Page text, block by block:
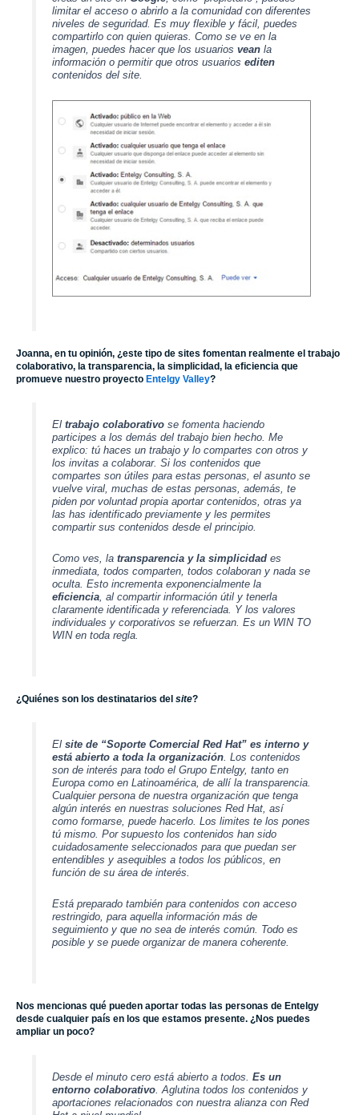
limitar el acceso o abrirlo a la comunidad con diferentes
niveles de seguridad. Es muy flexible y fácil, puedes
compartirlo con quien quieras. Como se ve en la
imagen, puedes hacer que los usuarios veanla
información o permitir que otros usuarios editen
contenidos del site.
Joanna, en tu opinión, ¿este tipo de sites fomentan realmente el trabajo
colaborativo, la transparencia, la simplicidad, la eficiencia que
promueve nuestro proyecto Entelgy Valley?
El trabajo colaborativose fomenta haciendo
participes a los demás del trabajo bien hecho. Me
explico: tú haces un trabajo y lo compartes con otros y
los invitas a colaborar. Si los contenidos que
compartes son útiles para estas personas, el asunto se
vuelve viral, muchas de estas personas, además, te
piden por voluntad propia aportar contenidos, otras ya
las has identificado previamente y les permites
compartir sus contenidos desde el principio.
Como ves, la transparencia y la simplicidades
inmediata, todos comparten, todos colaboran y nada se
oculta. Esto incrementa exponencialmente la
eficiencia, al compartir información útil y tenerla
claramente identificada y referenciada. Y los valores
individuales y corporativos se refuerzan. Es un WIN TO
WIN en toda regla.
¿Quiénes son los destinatarios del site?
El site de “Soporte Comercial Red Hat” es interno y
está abierto a toda la organización. Los contenidos
son de interés para todo elGrupo Entelgy, tanto en
Europa como en Latinoamérica, de allí la transparencia.
Cualquier persona de nuestra organización que tenga
algún interés en nuestras soluciones Red Hat, así
como formarse, puede hacerlo. Los limites te los pones
tú mismo. Por supuesto los contenidos han sido
cuidadosamente seleccionados para que puedan ser
entendibles y asequibles a todos los públicos, en
función de su área de interés.
Está preparado también para contenidos con acceso
restringido, para aquella información más de
seguimiento y que no sea de interés común. Todo es
posible y se puede organizar de manera coherente.
Nos mencionas qué pueden aportar todas las personas de Entelgy
desde cualquier país en los que estamos presente. ¿Nos puedes
ampliar un poco?
Desde el minuto cero está abierto a todos. Es un
entorno colaborativo. Aglutina todos los contenidos y
aportaciones relacionados con nuestra alianza con Red